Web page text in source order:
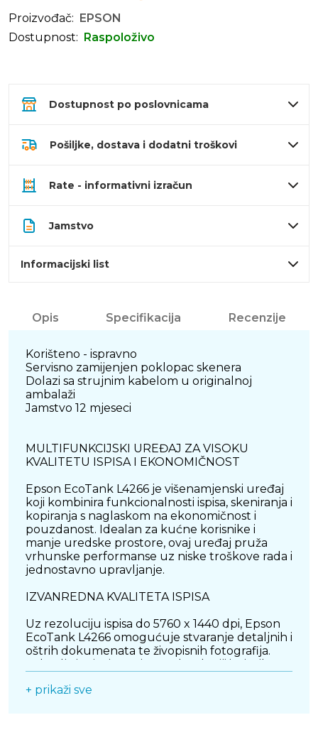
Proizvođač:
EPSON
Dostupnost:
Raspoloživo
Dostupnost po poslovnicama
Pošiljke, dostava i dodatni troškovi
Rate - informativni izračun
Jamstvo
Informacijski list
Opis Specifikacija Recenzije
Korišteno - ispravno
Servisno zamijenjen poklopac skenera
Dolazi sa strujnim kabelom u originalnoj
ambalaži
Jamstvo 12 mjeseci
MULTIFUNKCIJSKI UREĐAJ ZA VISOKU
KVALITETU ISPISA I EKONOMIČNOST
Epson EcoTank L4266 je višenamjenski uređaj
koji kombinira funkcionalnosti ispisa, skeniranja i
kopiranja s naglaskom na ekonomičnost i
pouzdanost. Idealan za kućne korisnike i
manje uredske prostore, ovaj uređaj pruža
vrhunske performanse uz niske troškove rada i
jednostavno upravljanje.
IZVANREDNA KVALITETA ISPISA
Uz rezoluciju ispisa do 5760 x 1440 dpi, Epson
EcoTank L4266 omogućuje stvaranje detaljnih i
oštrih dokumenata te živopisnih fotografija.
preciznim detaljima, savršeni za raznovrsne
+ prikaži sve